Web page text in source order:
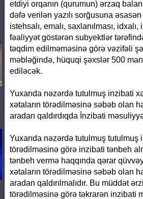
etdiyi orqanın (qurumun) ərzaq
dəfə verilən yazılı sorğusuna
istehsalı, emalı, saxlanılması, idxalı,
fəaliyyət göstərən subyektlər
təqdim edilməməsinə görə vəzifəli
məbləğində, hüquqi şəxslər 500
ediləcək.
Yuxarıda nəzərdə tutulmuş inzibati
xətaların törədilməsinə səbəb olan
aradan qaldırdıqda İnzibati
Yuxarıda nəzərdə tutulmuş tutulmuş
törədilməsinə görə inzibati tənbeh
tənbeh vermə haqqında qərar
xətaların törədilməsinə səbəb olan
aradan qaldırılmalıdır. Bu müddət
törədilməsinə görə təkrarən inzibati